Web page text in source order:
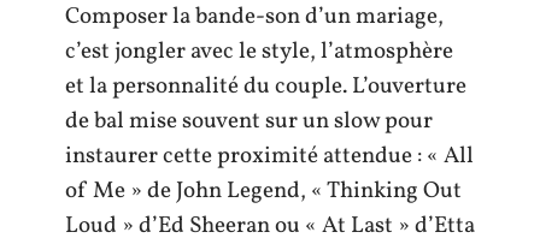
Composer la bande-son d’un mariage,
c’est jongler avec le style, l’atmosphère
et la personnalité du couple. L’ouverture
de bal mise souvent sur un slow pour
instaurer cette proximité attendue : « All
of Me » de John Legend, « Thinking Out
Loud » d’Ed Sheeran ou « At Last » d’Etta